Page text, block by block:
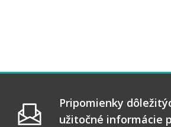
Pripomienky
užitočné informácie